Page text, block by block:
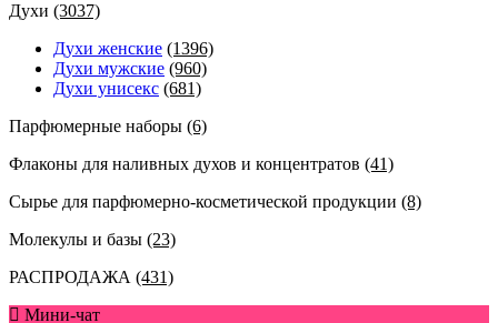
Духи (3037)
Духи женские (1396)
Духи мужские (960)
Духи унисекс (681)
Парфюмерные наборы (6)
Флаконы для наливных духов и концентратов (41)
Сырье для парфюмерно-косметической продукции (8)
Молекулы и базы (23)
РАСПРОДАЖА (431)
Мини-чат